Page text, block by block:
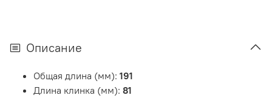
Описание
Общая длина (мм): 191
Длина клинка (мм): 81